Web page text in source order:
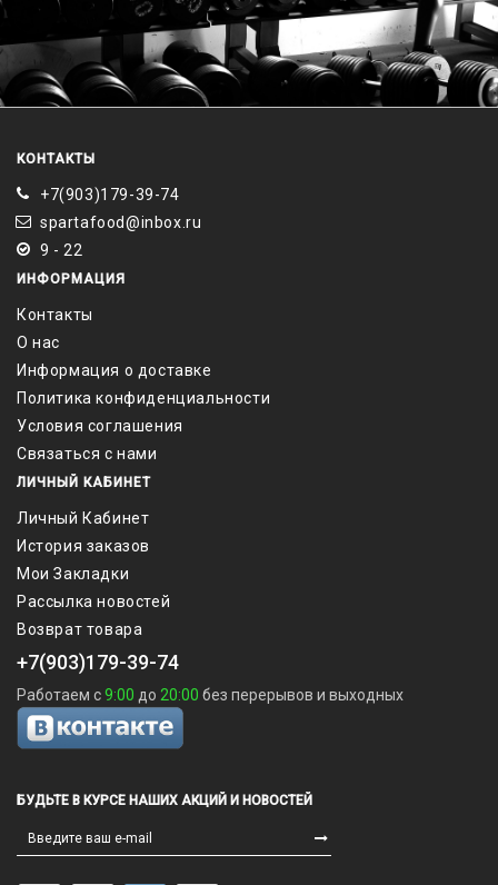
КОНТАКТЫ
+7(903)179-39-74
spartafood@inbox.ru
9 - 22
ИНФОРМАЦИЯ
Контакты
О нас
Информация о доставке
Политика конфиденциальности
Условия соглашения
Связаться с нами
ЛИЧНЫЙ КАБИНЕТ
Личный Кабинет
История заказов
Мои Закладки
Рассылка новостей
Возврат товара
+7(903)179-39-74
Работаем с9:00 до 20:00 без перерывов и выходных
БУДЬТЕ В КУРСЕ НАШИХ АКЦИЙ И НОВОСТЕЙ